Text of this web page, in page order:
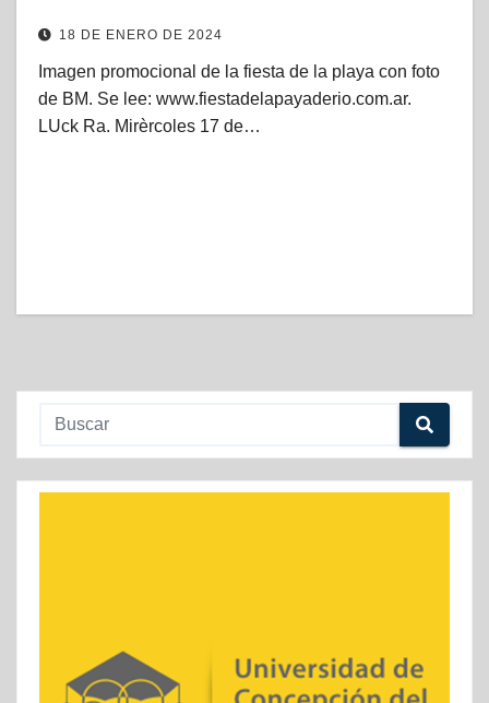
18 DE ENERO DE 2024
Imagen promocional de la fiesta de la playa con foto
de BM. Se lee: www.fiestadelapayaderio.com.ar.
LUck Ra. Mirèrcoles 17 de…